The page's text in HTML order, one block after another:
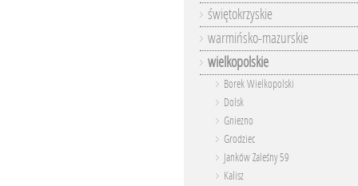
świętokrzyskie
warmińsko-mazurskie
wielkopolskie
Borek Wielkopolski
Dolsk
Gniezno
Grodziec
Janków Zaleśny 59
Kalisz